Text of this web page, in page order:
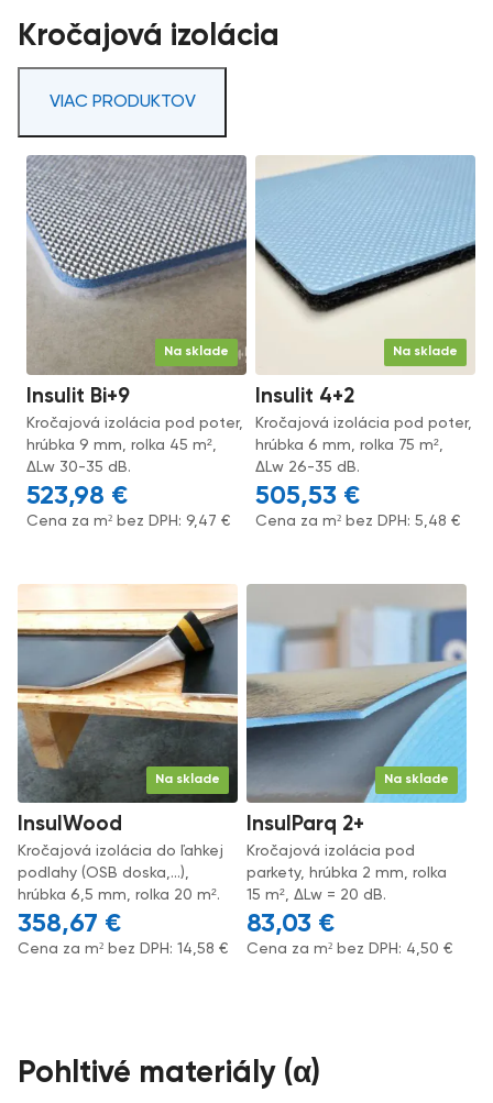
Kročajová izolácia
VIAC PRODUKTOV
Na sklade
Insulit Bi+9
Kročajová izolácia pod poter,
hrúbka 9 mm, rolka 45 m²,
ΔLw 30-35 dB.
523,98 €
Cena za m² bez DPH:9,47€
Na sklade
Insulit 4+2
Kročajová izolácia pod poter,
hrúbka 6 mm, rolka 75 m²,
ΔLw 26-35 dB.
505,53 €
Cena za m² bez DPH:5,48€
Na sklade
InsulWood
Kročajová izolácia do ľahkej
podlahy (OSB doska,...),
hrúbka 6,5 mm, rolka 20 m².
358,67 €
Cena za m² bez DPH: 14,58 €
Na sklade
InsulParq 2+
Kročajová izolácia pod
parkety, hrúbka 2 mm, rolka
15 m², ΔLw = 20 dB.
83,03 €
Cena za m² bez DPH: 4,50 €
Pohltivé materiály (α)